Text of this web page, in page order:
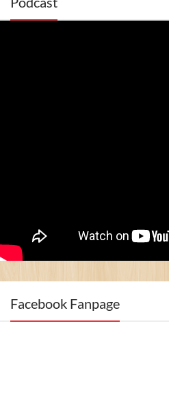
Facebook Fanpage